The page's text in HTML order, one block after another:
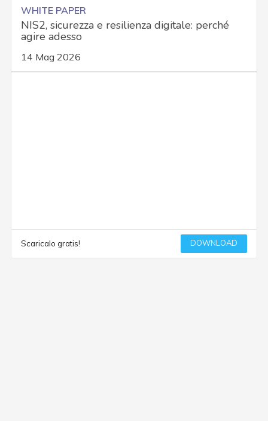
WHITE PAPER
NIS2, sicurezza e resilienza digitale: perché
agire adesso
14 Mag 2026
Scaricalo gratis! DOWNLOAD